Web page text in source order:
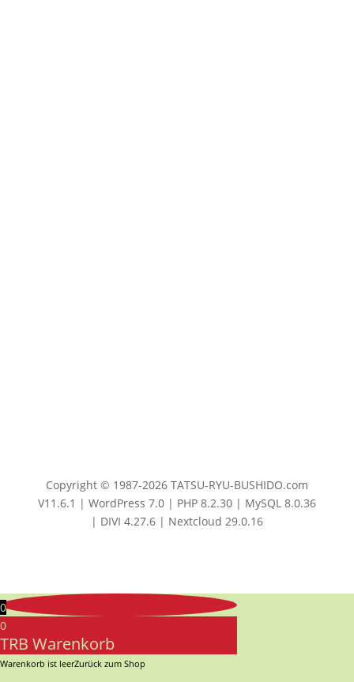
Copyright © 1987-2026 TATSU-RYU-BUSHIDO.com
V11.6.1 | WordPress 7.0 | PHP 8.2.30 | MySQL 8.0.36
| DIVI 4.27.6 | Nextcloud 29.0.16
0
0
TRB Warenkorb
Warenkorb ist leerZurück zum Shop